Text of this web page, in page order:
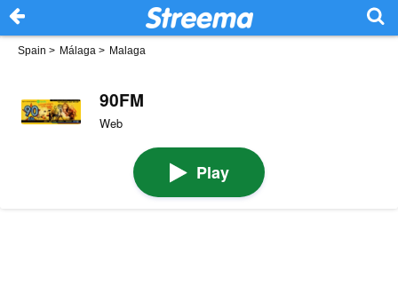
Spain > Málaga > Malaga
90FM
Web
Play